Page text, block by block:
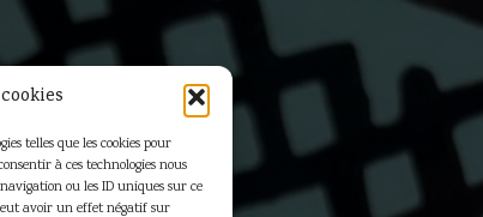
telles que les cookies pour
à ces technologies nous
ou les ID uniques sur ce
avoir un effet négatif sur